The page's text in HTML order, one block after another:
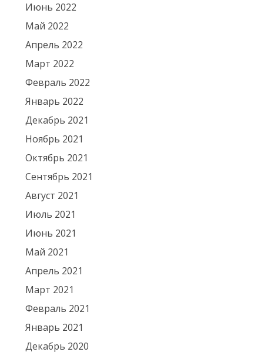
Июнь 2022
Май 2022
Апрель 2022
Март 2022
Февраль 2022
Январь 2022
Декабрь 2021
Ноябрь 2021
Октябрь 2021
Сентябрь 2021
Август 2021
Июль 2021
Июнь 2021
Май 2021
Апрель 2021
Март 2021
Февраль 2021
Январь 2021
Декабрь 2020